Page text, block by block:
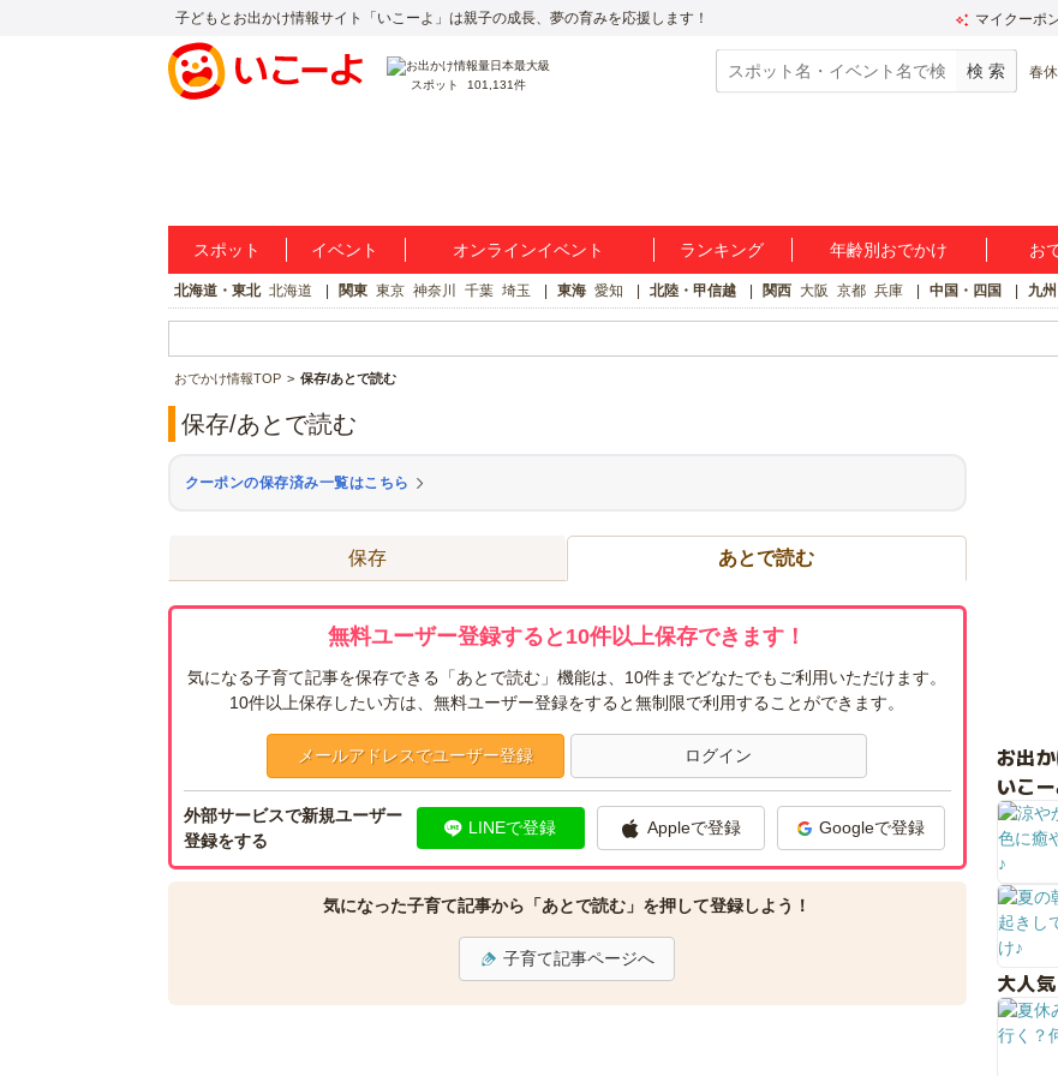
子どもとお出かけ情報サイト「いこーよ」は親子の成長、夢の育みを応援します！ マイクーポ
スポット 101,131件
春
スポット イベント オンラインイベント ランキング 年齢別おでかけ お
北海道・東北 北海道 関東 東京 神奈川 千葉 埼玉 東海 愛知 北陸・甲信越 関西 大阪 京都 兵庫 中国・四国 九
おでかけ情報TOP 保存/あとで読む
保存/あとで読む
クーポンの保存済み一覧はこちら
保存 あとで読む
無料ユーザー登録すると10件以上保存できます！
気になる子育て記事を保存できる「あとで読む」機能は、10件までどなたでもご利用いただけます。
10件以上保存したい方は、無料ユーザー登録をすると無制限で利用することができます。
メールアドレスでユーザー登録 ログイン
外部サービスで新規ユーザー
登録をする
LINEで登録 Appleで登録 Googleで登録
気になった子育て記事から「あとで読む」を押して登録しよう！
子育て記事ページへ
お出
いこ
大人